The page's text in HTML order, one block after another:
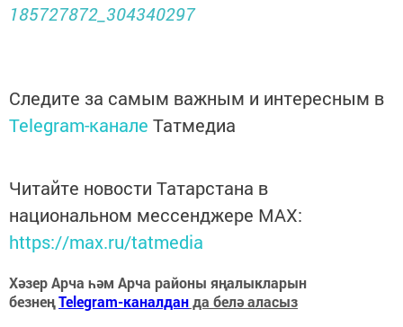
185727872_304340297
Следите за самым важным и интересным в
Telegram-канале Татмедиа
Читайте новости Татарстана в
национальном мессенджере MАХ:
https://max.ru/tatmedia
Хәзер Арча һәм Арча районы яңалыкларын
безнеңTelegram-каналданда белә аласыз